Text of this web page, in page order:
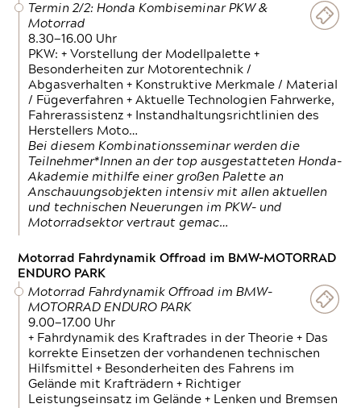
Termin 2/2: Honda Kombiseminar PKW &
Motorrad
8.30—16.00 Uhr
PKW: + Vorstellung der Modellpalette +
Besonderheiten zur Motorentechnik /
Abgasverhalten + Konstruktive Merkmale / Material
/ Fügeverfahren + Aktuelle Technologien Fahrwerke,
Fahrerassistenz + Instandhaltungsrichtlinien des
Herstellers Moto…
Bei diesem Kombinationsseminar werden die
Teilnehmer*Innen an der top ausgestatteten Honda-
Akademie mithilfe einer großen Palette an
Anschauungsobjekten intensiv mit allen aktuellen
und technischen Neuerungen im PKW- und
Motorradsektor vertraut gemac…
Motorrad Fahrdynamik Offroad im BMW-MOTORRAD
ENDURO PARK
Motorrad Fahrdynamik Offroad im BMW-
MOTORRAD ENDURO PARK
9.00—17.00 Uhr
+ Fahrdynamik des Kraftrades in der Theorie + Das
korrekte Einsetzen der vorhandenen technischen
Hilfsmittel + Besonderheiten des Fahrens im
Gelände mit Krafträdern + Richtiger
Leistungseinsatz im Gelände + Lenken und Bremsen